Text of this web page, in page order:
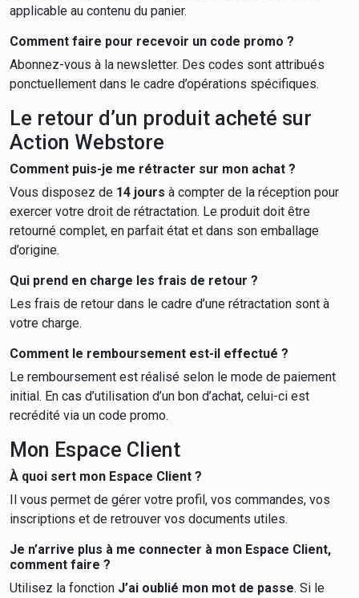
applicable au contenu du panier.
Comment faire pour recevoir un code promo ?
Abonnez-vous à la newsletter. Des codes sont attribués
ponctuellement dans le cadre d’opérations spécifiques.
Le retour d’un produit acheté sur
Action Webstore
Comment puis-je me rétracter sur mon achat ?
Vous disposez de 14 jours à compter de la réception pour
exercer votre droit de rétractation. Le produit doit être
retourné complet, en parfait état et dans son emballage
d’origine.
Qui prend en charge les frais de retour ?
Les frais de retour dans le cadre d’une rétractation sont à
votre charge.
Comment le remboursement est-il effectué ?
Le remboursement est réalisé selon le mode de paiement
initial. En cas d’utilisation d’un bon d’achat, celui-ci est
recrédité via un code promo.
Mon Espace Client
À quoi sert mon Espace Client ?
Il vous permet de gérer votre profil, vos commandes, vos
inscriptions et de retrouver vos documents utiles.
Je n’arrive plus à me connecter à mon Espace Client,
comment faire ?
Utilisez la fonction J’ai oublié mon mot de passe. Si le